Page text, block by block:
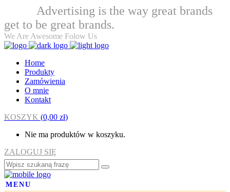
Advertising is the way great brands
get to be great brands.
We Are Awesome Folow Us
Home
Produkty
Zamówienia
O mnie
Kontakt
KOSZYK (0,00 zł)
Nie ma produktów w koszyku.
ZALOGUJ SIĘ
MENU